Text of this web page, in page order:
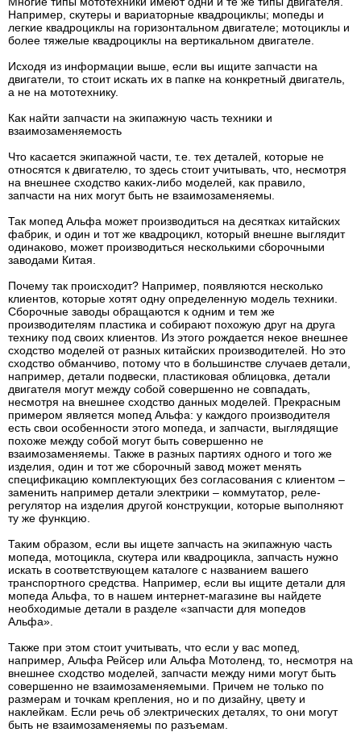
Например, скутеры и вариаторные квадроциклы; мопеды и
легкие квадроциклы на горизонтальном двигателе; мотоциклы и
более тяжелые квадроциклы на вертикальном двигателе.
Исходя из информации выше, если вы ищите запчасти на
двигатели, то стоит искать их в папке на конкретный двигатель,
а не на мототехнику.
Как найти запчасти на экипажную часть техники и
взаимозаменяемость
Что касается экипажной части, т.е. тех деталей, которые не
относятся к двигателю, то здесь стоит учитывать, что, несмотря
на внешнее сходство каких-либо моделей, как правило,
запчасти на них могут быть не взаимозаменяемы.
Так мопед Альфа может производиться на десятках китайских
фабрик, и один и тот же квадроцикл, который внешне выглядит
одинаково, может производиться несколькими сборочными
заводами Китая.
Почему так происходит? Например, появляются несколько
клиентов, которые хотят одну определенную модель техники.
Сборочные заводы обращаются к одним и тем же
производителям пластика и собирают похожую друг на друга
технику под своих клиентов. Из этого рождается некое внешнее
сходство моделей от разных китайских производителей. Но это
сходство обманчиво, потому что в большинстве случаев детали,
например, детали подвески, пластиковая облицовка, детали
двигателя могут между собой совершенно не совпадать,
несмотря на внешнее сходство данных моделей. Прекрасным
примером является мопед Альфа: у каждого производителя
есть свои особенности этого мопеда, и запчасти, выглядящие
похоже между собой могут быть совершенно не
взаимозаменяемы. Также в разных партиях одного и того же
изделия, один и тот же сборочный завод может менять
спецификацию комплектующих без согласования с клиентом –
заменить например детали электрики – коммутатор, реле-
регулятор на изделия другой конструкции, которые выполняют
ту же функцию.
Таким образом, если вы ищете запчасть на экипажную часть
мопеда, мотоцикла, скутера или квадроцикла, запчасть нужно
искать в соответствующем каталоге с названием вашего
транспортного средства. Например, если вы ищите детали для
мопеда Альфа, то в нашем интернет-магазине вы найдете
необходимые детали в разделе «запчасти для мопедов
Альфа».
Также при этом стоит учитывать, что если у вас мопед,
например, Альфа Рейсер или Альфа Мотоленд, то, несмотря на
внешнее сходство моделей, запчасти между ними могут быть
совершенно не взаимозаменяемыми. Причем не только по
размерам и точкам крепления, но и по дизайну, цвету и
наклейкам. Если речь об электрических деталях, то они могут
быть не взаимозаменяемы по разъемам.